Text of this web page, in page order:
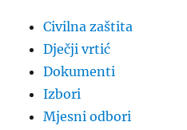
Civilna zaštita
Dječji vrtić
Dokumenti
Izbori
Mjesni odbori